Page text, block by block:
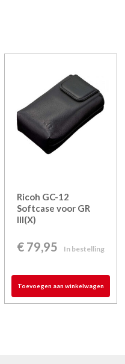
Ricoh GC-12
Softcase voor GR
III(X)
€79,95 In bestelling
Toevoegen aan winkelwagen